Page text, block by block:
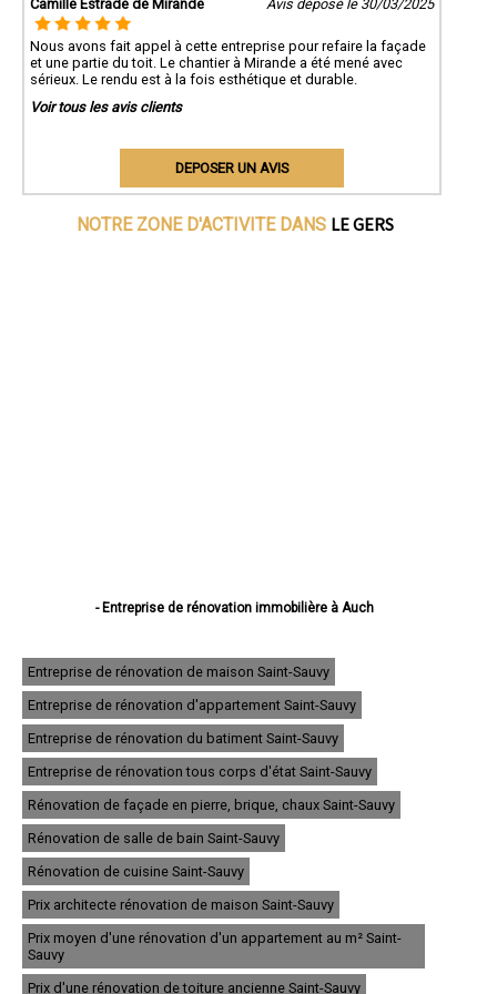
Camille Estrade de Mirande Avis déposé le 30/03/2025
Nous avons fait appel à cette entreprise pour refaire la façade
et une partie du toit. Le chantier à Mirande a été mené avec
sérieux. Le rendu est à la fois esthétique et durable.
Voir tous les avis clients
DEPOSER UN AVIS
NOTRE ZONE D'ACTIVITE DANS LE GERS
- Entreprise de rénovation immobilière à Auch
- Entreprise de rénovation immobilière à Fleurance
- Entreprise de rénovation immobilière à Eauze
- Entreprise de rénovation immobilière à Mirande
- Entreprise de rénovation immobilière à Lectoure
- Entreprise de rénovation immobilière à Vic-Fezensac
- Entreprise de rénovation immobilière à Gimont
- Entreprise de rénovation immobilière à Pavie
- Entreprise de rénovation immobilière à Samatan
- Entreprise de rénovation immobilière à Nogaro
- Entreprise de rénovation immobilière à Lombez
- Entreprise de rénovation immobilière à Mauvezin
- Entreprise de rénovation immobilière à Cazaubon
- Entreprise de rénovation immobilière à Riscle
- Entreprise de rénovation immobilière à Masseube
- Entreprise de rénovation immobilière à Plaisance
- Entreprise de rénovation immobilière à Barcelonne-du-Gers
- Entreprise de rénovation immobilière à Montréal
Entreprise de rénovation de maison Saint-Sauvy
Entreprise de rénovation d'appartement Saint-Sauvy
Entreprise de rénovation du batiment Saint-Sauvy
Entreprise de rénovation tous corps d'état Saint-Sauvy
Rénovation de façade en pierre, brique, chaux Saint-Sauvy
Rénovation de salle de bain Saint-Sauvy
Rénovation de cuisine Saint-Sauvy
Prix architecte rénovation de maison Saint-Sauvy
Prix moyen d'une rénovation d'un appartement au m² Saint-
Sauvy
Prix d'une rénovation de toiture ancienne Saint-Sauvy